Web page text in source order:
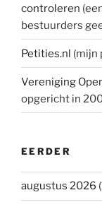
controleren
bestuurders
Petities.nl (mijn
Vereniging
opgericht in
EERDER
augustus 2026